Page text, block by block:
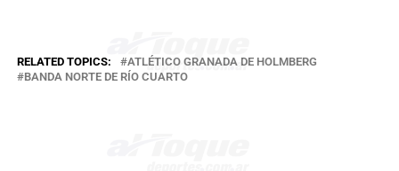
RELATED TOPICS:
ATLÉTICO GRANADA DE HOLMBERG
BANDA NORTE DE RÍO CUARTO